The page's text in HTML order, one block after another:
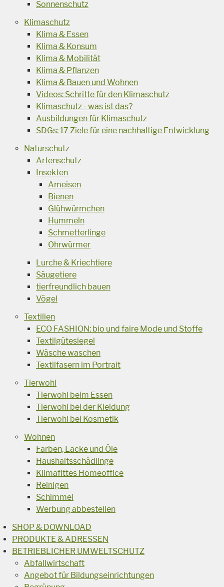
Sonnenschutz
Klimaschutz
Klima & Essen
Klima & Konsum
Klima & Mobilität
Klima & Pflanzen
Klima & Bauen und Wohnen
Videos: Schritte für den Klimaschutz
Klimaschutz - was ist das?
Ausbildungen für Klimaschutz
SDGs: 17 Ziele für eine nachhaltige Entwicklung
Naturschutz
Artenschutz
Insekten
Ameisen
Bienen
Glühwürmchen
Hummeln
Schmetterlinge
Ohrwürmer
Lurche & Kriechtiere
Säugetiere
tierfreundlich bauen
Vögel
Textilien
ECO FASHION: bio und faire Mode und Stoffe
Textilgütesiegel
Wäsche waschen
Textilfasern im Portrait
Tierwohl
Tierwohl beim Essen
Tierwohl bei der Kleidung
Tierwohl bei Kosmetik
Wohnen
Farben, Lacke und Öle
Haushaltsschädlinge
Klimafittes Homeoffice
Reinigen
Schimmel
Werbung abbestellen
SHOP & DOWNLOAD
PRODUKTE & ADRESSEN
BETRIEBLICHER UMWELTSCHUTZ
Abfallwirtschaft
Angebot für Bildungseinrichtungen